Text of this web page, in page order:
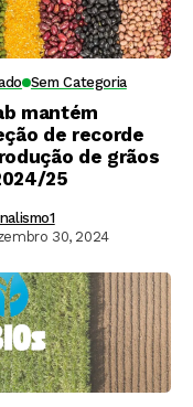
Sem Categoria
mantém
de recorde
de grãos
25
30, 2024